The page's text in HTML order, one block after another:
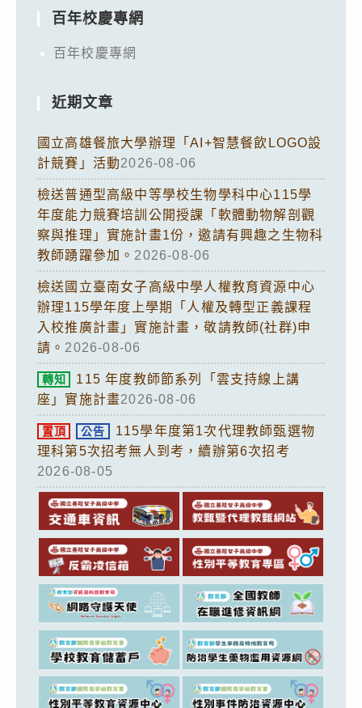
百年校慶專網
百年校慶專網
近期文章
國立高雄餐旅大學辦理「AI+智慧餐飲LOGO設
計競賽」活動2026-08-06
檢送普通型高級中等學校生物學科中心115學
年度能力競賽培訓公開授課「軟體動物解剖觀
察與推理」實施計畫1份，邀請有興趣之生物科
教師踴躍參加。 2026-08-06
檢送國立臺南女子高級中學人權教育資源中心
辦理115學年度上學期「人權及轉型正義課程
入校推廣計畫」實施計畫，敬請教師(社群)申
請。 2026-08-06
轉知
115 年度教師節系列「雲支持線上講
座」實施計畫2026-08-06
置頂 公告
115學年度第1次代理教師甄選物
理科第5次招考無人到考，續辦第6次招考
2026-08-05